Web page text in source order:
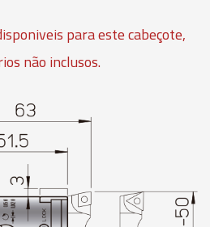
para este cabeçote,
não inclusos.